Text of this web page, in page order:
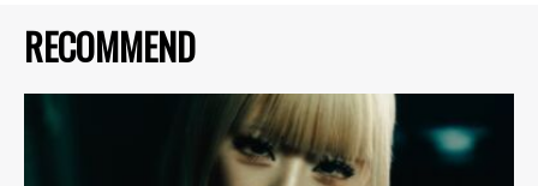
RECOMMEND